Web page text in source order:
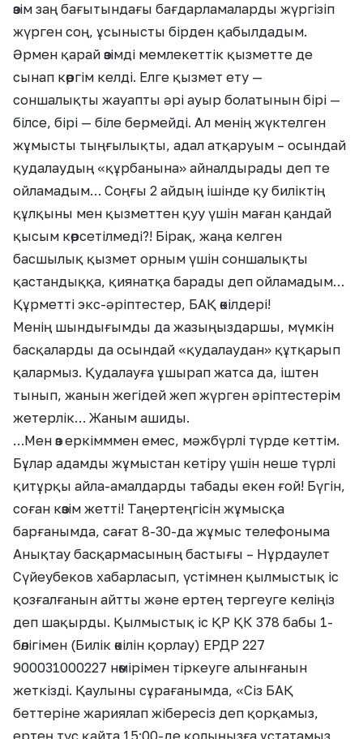
өзім заң бағытындағы бағдарламаларды жүргізіп
жүрген соң, ұсынысты бірден қабылдадым.
Әрмен қарай өзімді мемлекеттік қызметте де
сынап көргім келді. Елге қызмет ету —
соншалықты жауапты әрі ауыр болатынын бірі —
білсе, бірі — біле бермейді. Ал менің жүктелген
жұмысты тыңғылықты, адал атқаруым – осындай
қудалаудың «құрбанына» айналдырады деп те
ойламадым… Соңғы 2 айдың ішінде қу биліктің
құлқыны мен қызметтен қуу үшін маған қандай
қысым көрсетілмеді?! Бірақ, жаңа келген
басшылық қызмет орным үшін соншалықты
қастандыққа, қиянатқа барады деп ойламадым…
Құрметті экс-әріптестер, БАҚ өкілдері!
Менің шындығымды да жазыңыздаршы, мүмкін
басқаларды да осындай «қудалаудан» құтқарып
қалармыз. Қудалауға ұшырап жатса да, іштен
тынып, жанын жегідей жеп жүрген әріптестерім
жетерлік… Жаным ашиды.
…Мен өз еркімммен емес, мәжбүрлі түрде кеттім.
Бұлар адамды жұмыстан кетіру үшін неше түрлі
қитұрқы айла-амалдарды табады екен ғой! Бүгін,
соған көзім жетті! Таңертеңгісін жұмысқа
барғанымда, сағат 8-30-да жұмыс телефоныма
Анықтау басқармасының бастығы – Нұрдаулет
Сүйеубеков хабарласып, үстімнен қылмыстық іс
қозғалғанын айтты және ертең тергеуге келіңіз
деп шақырды. Қылмыстық іс ҚР ҚК 378 бабы 1-
бөлігімен (Билік өкілін қорлау) ЕРДР 227
900031000227 нөмірімен тіркеуге алынғанын
жеткізді. Қаулыны сұрағанымда, «Сіз БАҚ
беттеріне жариялап жібересіз деп қорқамыз,